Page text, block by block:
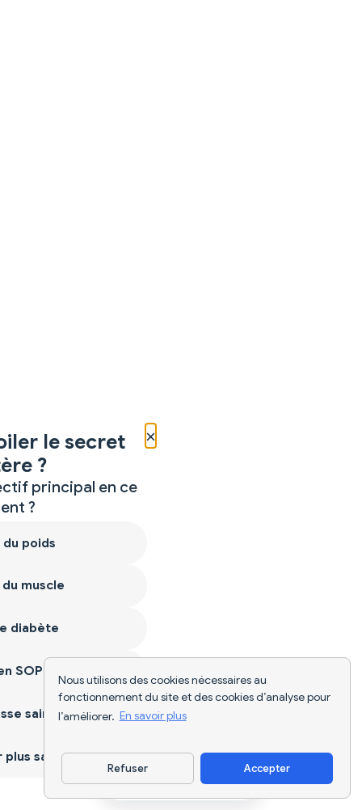
Nous utilisons des cookies nécessaires au
fonctionnement du site et des cookies d’analyse pour
l’améliorer. En savoir plus
Refuser Accepter
Télécharger l'appli
×
le secret
?
principal en ce
?
poids
muscle
diabète
SOPK
saine
sain